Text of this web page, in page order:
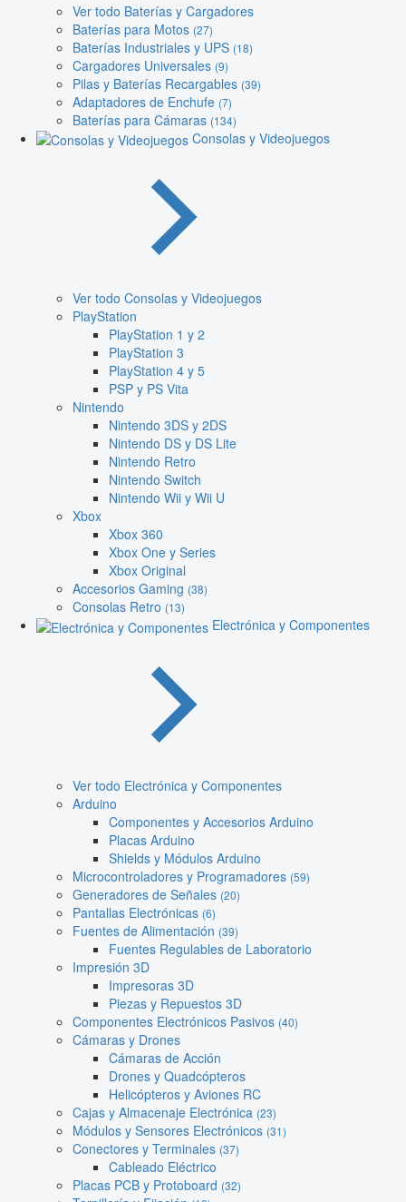
Ver todo Baterías y Cargadores
Baterías para Motos (27)
Baterías Industriales y UPS (18)
Cargadores Universales (9)
Pilas y Baterías Recargables (39)
Adaptadores de Enchufe (7)
Baterías para Cámaras (134)
Consolas y Videojuegos
Ver todo Consolas y Videojuegos
PlayStation
PlayStation 1 y 2
PlayStation 3
PlayStation 4 y 5
PSP y PS Vita
Nintendo
Nintendo 3DS y 2DS
Nintendo DS y DS Lite
Nintendo Retro
Nintendo Switch
Nintendo Wii y Wii U
Xbox
Xbox 360
Xbox One y Series
Xbox Original
Accesorios Gaming (38)
Consolas Retro (13)
Electrónica y Componentes
Ver todo Electrónica y Componentes
Arduino
Componentes y Accesorios Arduino
Placas Arduino
Shields y Módulos Arduino
Microcontroladores y Programadores (59)
Generadores de Señales (20)
Pantallas Electrónicas (6)
Fuentes de Alimentación (39)
Fuentes Regulables de Laboratorio
Impresión 3D
Impresoras 3D
Piezas y Repuestos 3D
Componentes Electrónicos Pasivos (40)
Cámaras y Drones
Cámaras de Acción
Drones y Quadcópteros
Helicópteros y Aviones RC
Cajas y Almacenaje Electrónica (23)
Módulos y Sensores Electrónicos (31)
Conectores y Terminales (37)
Cableado Eléctrico
Placas PCB y Protoboard (32)